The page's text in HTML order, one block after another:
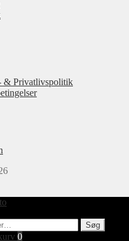
& Privatlivspolitik
Søg
0